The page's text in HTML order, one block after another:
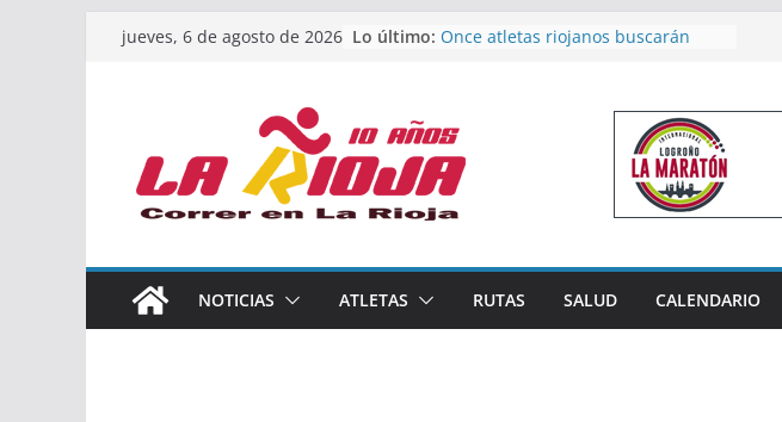
Saltarjueves, 6 de agosto de 2026 Lo último: Once atletas riojanos buscarán
Un bronce en 4×400 y tres puestos
de finalista cierran la participación
riojana en en Nacional de Málaga
El equipo femenino del Tritones
Rioja alcanza el podio nacional de
Acuatlón en Calahorra
España absoluto en Disco
Calahorra acoge este fin de semana
NOTICIAS ATLETAS RUTAS SALUD CALENDARIO